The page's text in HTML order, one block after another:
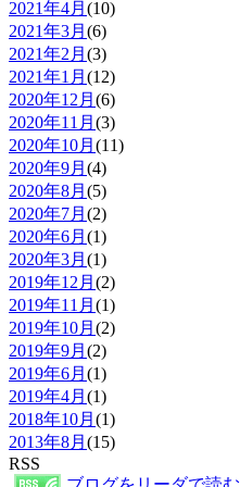
2021年4月 (10)
2021年3月 (6)
2021年2月 (3)
2021年1月 (12)
2020年12月 (6)
2020年11月 (3)
2020年10月 (11)
2020年9月 (4)
2020年8月 (5)
2020年7月 (2)
2020年6月 (1)
2020年3月 (1)
2019年12月 (2)
2019年11月 (1)
2019年10月 (2)
2019年9月 (2)
2019年6月 (1)
2019年4月 (1)
2018年10月 (1)
2013年8月 (15)
RSS